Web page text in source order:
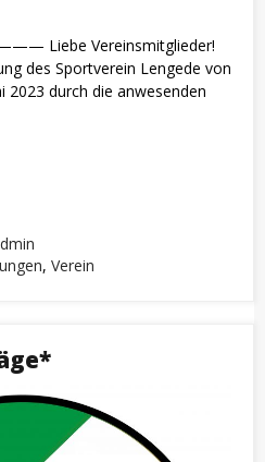
Liebe Vereinsmitglieder!
des Sportverein Lengede von
2023 durch die anwesenden
, Verein